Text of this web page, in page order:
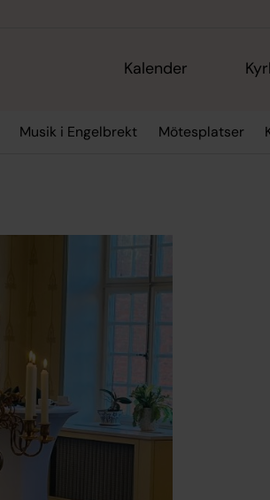
Kalender
Musik i Engelbrekt Mötesplatser